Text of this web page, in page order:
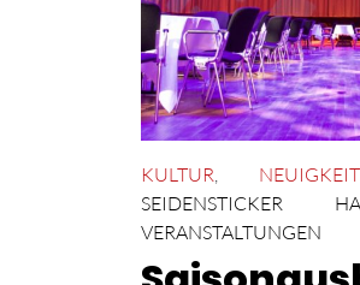
KULTUR
SEIDENSTICKER
VERANSTALTUNGEN